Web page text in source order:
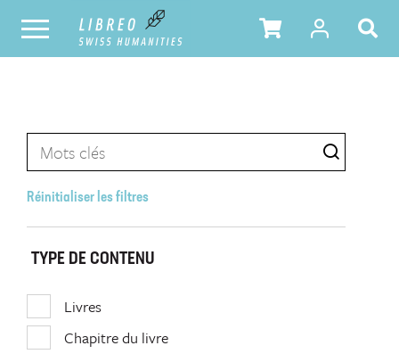
Réinitialiser les filtres
TYPE DE CONTENU
Livres
Chapitre du livre